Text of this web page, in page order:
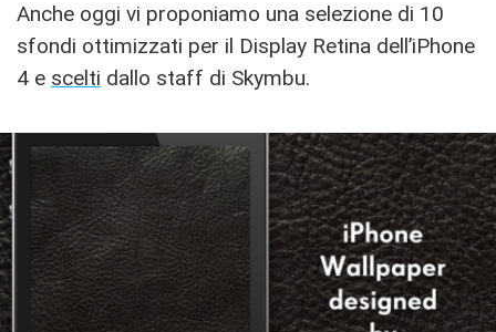
Anche oggi vi proponiamo una selezione di 10
sfondi ottimizzati per il Display Retina dell’iPhone
4 e scelti dallo staff di Skymbu.